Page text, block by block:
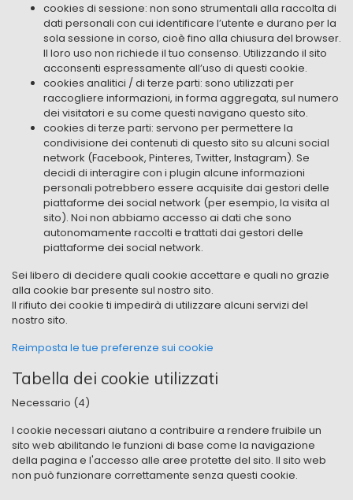
cookies di sessione: non sono strumentali alla raccolta di
dati personali con cui identificare l’utente e durano per la
sola sessione in corso, cioè fino alla chiusura del browser.
Il loro uso non richiede il tuo consenso. Utilizzando il sito
acconsenti espressamente all’uso di questi cookie.
cookies analitici / di terze parti: sono utilizzati per
raccogliere informazioni, in forma aggregata, sul numero
dei visitatori e su come questi navigano questo sito.
cookies di terze parti: servono per permettere la
condivisione dei contenuti di questo sito su alcuni social
network (Facebook, Pinteres, Twitter, Instagram). Se
decidi di interagire con i plugin alcune informazioni
personali potrebbero essere acquisite dai gestori delle
piattaforme dei social network (per esempio, la visita al
sito). Noi non abbiamo accesso ai dati che sono
autonomamente raccolti e trattati dai gestori delle
piattaforme dei social network.
Sei libero di decidere quali cookie accettare e quali no grazie
alla cookie bar presente sul nostro sito.
Il rifiuto dei cookie ti impedirà di utilizzare alcuni servizi del
nostro sito.
Reimposta le tue preferenze sui cookie
Tabella dei cookie utilizzati
Necessario (4)
I cookie necessari aiutano a contribuire a rendere fruibile un
sito web abilitando le funzioni di base come la navigazione
della pagina e l'accesso alle aree protette del sito. Il sito web
non può funzionare correttamente senza questi cookie.